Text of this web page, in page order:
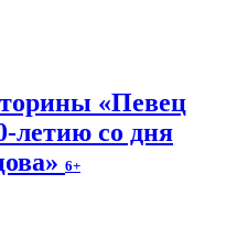
«Певец
летию со дня
6+